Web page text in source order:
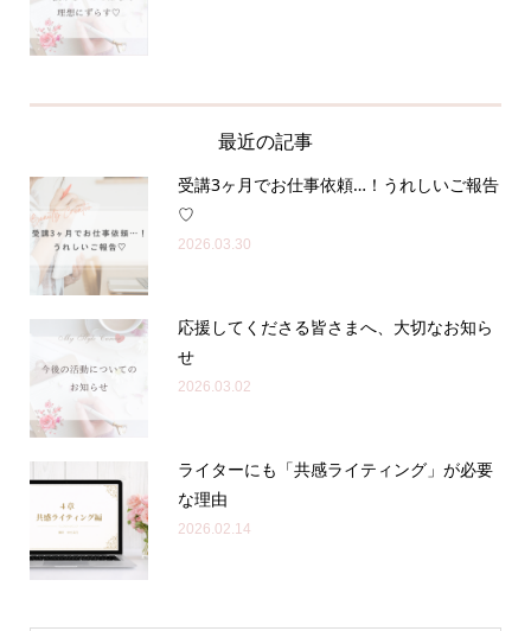
最近の記事
受講3ヶ月でお仕事依頼…！うれしいご報告
♡
2026.03.30
応援してくださる皆さまへ、大切なお知ら
せ
2026.03.02
ライターにも「共感ライティング」が必要
な理由
2026.02.14